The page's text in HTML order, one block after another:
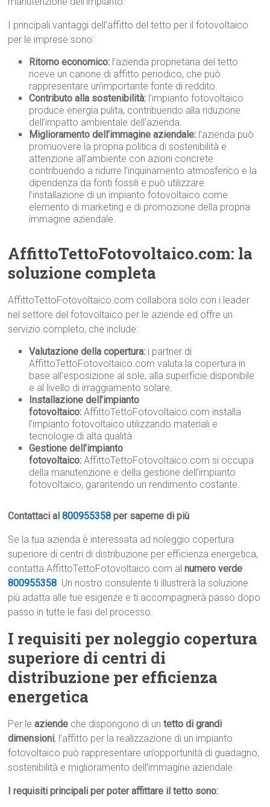
I principali vantaggi dell’affitto del tetto per il fotovoltaico
per le imprese sono:
Ritorno economico: l’azienda proprietaria del tetto
riceve un canone di affitto periodico, che può
rappresentare un’importante fonte di reddito.
Contributo alla sostenibilità: l’impianto fotovoltaico
produce energia pulita, contribuendo alla riduzione
dell’impatto ambientale dell’azienda.
Miglioramento dell’immagine aziendale: l’azienda può
promuovere la propria politica di sostenibilità e
attenzione all’ambiente con azioni concrete
contribuendo a ridurre l’inquinamento atmosferico e la
dipendenza da fonti fossili e può utilizzare
l’installazione di un impianto fotovoltaico come
elemento di marketing e di promozione della propria
immagine aziendale.
AffittoTettoFotovoltaico.com: la
soluzione completa
AffittoTettoFotovoltaico.com collabora solo con i leader
nel settore del fotovoltaico per le aziende ed offre un
servizio completo, che include:
Valutazione della copertura: i partner di
AffittoTettoFotovoltaico.com valuta la copertura in
base all’esposizione al sole, alla superficie disponibile
e al livello di irraggiamento solare.
Installazione dell’impianto
fotovoltaico: AffittoTettoFotovoltaico.com installa
l’impianto fotovoltaico utilizzando materiali e
tecnologie di alta qualità.
Gestione dell’impianto
fotovoltaico: AffittoTettoFotovoltaico.com si occupa
della manutenzione e della gestione dell’impianto
fotovoltaico, garantendo un rendimento costante.
Contattaci al800955358 per saperne di più
Se la tua azienda è interessata ad noleggio copertura
superiore di centri di distribuzione per efficienza energetica,
contatta AffittoTettoFotovoltaico.com alnumero verde
800955358. Un nostro consulente ti illustrerà la soluzione
più adatta alle tue esigenze e ti accompagnerà passo dopo
passo in tutte le fasi del processo.
I requisiti per noleggio copertura
superiore di centri di
distribuzione per efficienza
energetica
Per leaziende che dispongono di untetto di grandi
dimensioni, l’affitto per la realizzazione di un impianto
fotovoltaico può rappresentare un’opportunità di guadagno,
sostenibilità e miglioramento dell’immagine aziendale.
I requisiti principali per poter affittare il tetto sono: